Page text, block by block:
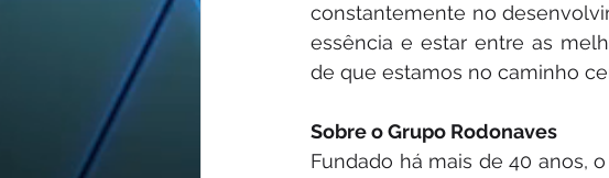
constantemente no
essência e estar entre as
de que estamos no caminho
Sobre o Grupo Rodonaves
Fundado há mais de 40 anos,